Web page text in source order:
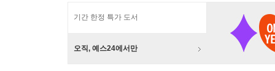
기간 한정 특가 도서
오직, 예스24에서만